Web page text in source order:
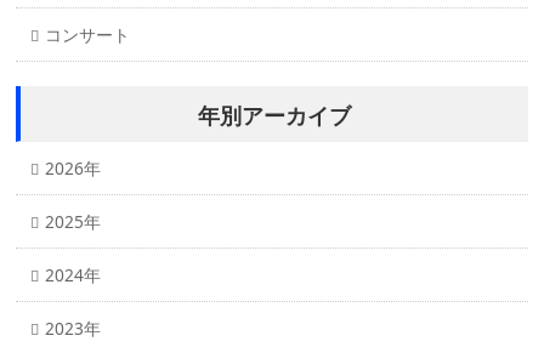
コンサート
年別アーカイブ
2026年
2025年
2024年
2023年